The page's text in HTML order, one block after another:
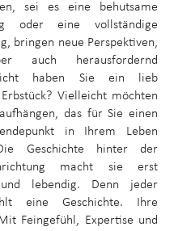
sei es eine behutsame
oder eine vollständige
bringen neue Perspektiven,
auch herausfordernd
haben Sie ein lieb
Vielleicht möchten
das für Sie einen
in Ihrem Leben
Geschichte hinter der
macht sie erst
lebendig. Denn jeder
eine Geschichte. Ihre
Mit Feingefühl, Expertise und